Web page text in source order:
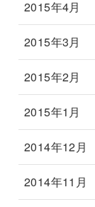
2015年4月
2015年3月
2015年2月
2015年1月
2014年12月
2014年11月